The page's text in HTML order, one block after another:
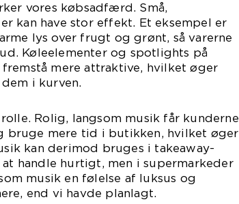
vores købsadfærd. Små,
kan have stor effekt. Et eksempel er
lys over frugt og grønt, så varerne
Køleelementer og spotlights på
mere attraktive, hvilket øger
i kurven.
Rolig, langsom musik får kunderne
bruge mere tid i butikken, hvilket øger
kan derimod bruges i takeaway-
handle hurtigt, men i supermarkeder
musik en følelse af luksus og
end vi havde planlagt.